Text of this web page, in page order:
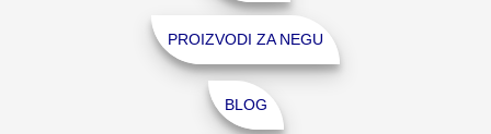
PROIZVODI ZA NEGU
BLOG